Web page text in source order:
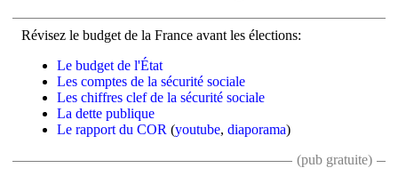
Révisez le budget de la France avant les élections:
Le budget de l'État
Les comptes de la sécurité sociale
Les chiffres clef de la sécurité sociale
La dette publique
Le rapport du COR (youtube, diaporama)
(pub gratuite)